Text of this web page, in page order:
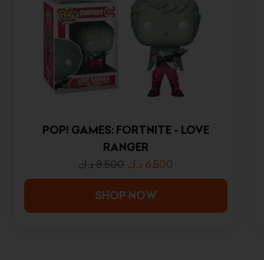
POP! GAMES: FORTNITE - LOVE
RANGER
8.500د.ك 6.500 د.ك
SHOP NOW